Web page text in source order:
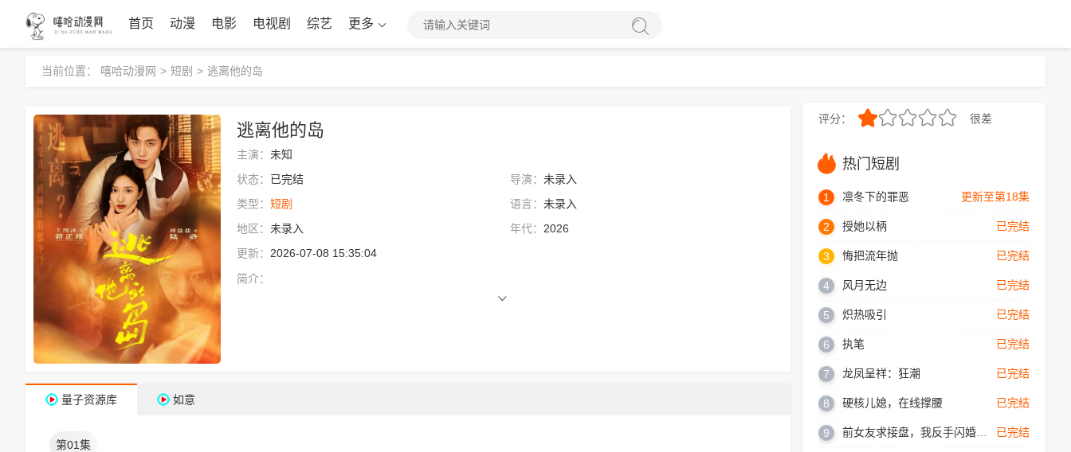
首页 动漫 电影 电视剧 综艺 更多
当前位置： 嘻哈动漫网 > 短剧 > 逃离他的岛
逃离他的岛
主演： 未知
状态： 已完结 导演： 未录入
类型： 短剧 语言： 未录入
地区： 未录入 年代： 2026
更新： 2026-07-08 15:35:04
简介：
量子资源库 如意
第01集
评分： 很差
热门短剧
1 更新至第18集
凛冬下的罪恶
2 已完结
授她以柄
3 已完结
悔把流年抛
4 已完结
风月无边
5 已完结
炽热吸引
6 已完结
执笔
7 已完结
龙凤呈祥：狂潮
8 已完结
硬核儿媳，在线撑腰
9 已完结
前女友求接盘，我反手闪婚女神